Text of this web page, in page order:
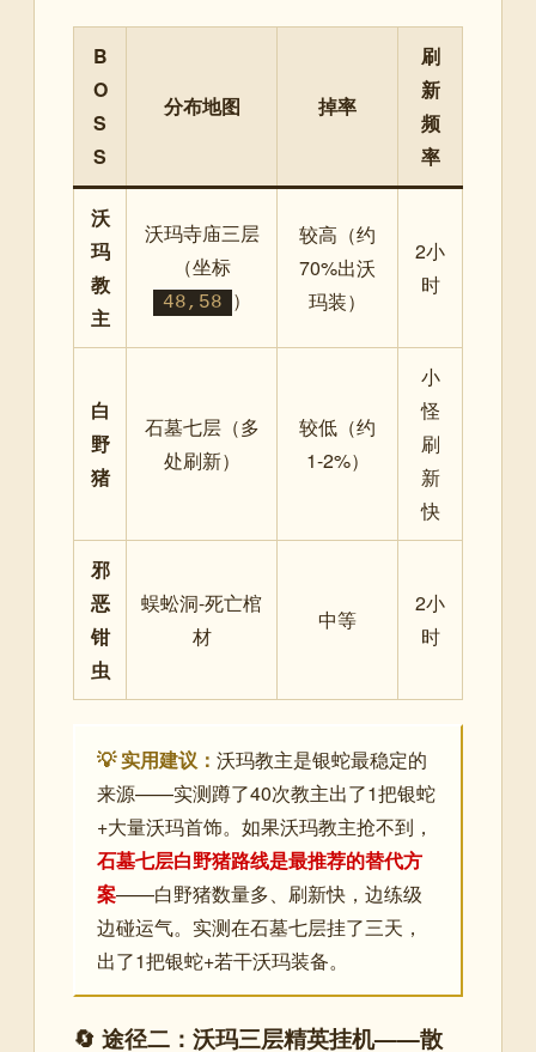
B
O
S
S
分布地图 掉率
刷
新
频
率
沃
玛
教
主
沃玛寺庙三层
（坐标
48,58 ）
较高（约
70%出沃
玛装）
2小
时
白
野
猪
石墓七层（多
处刷新）
较低（约
1-2%）
小
怪
刷
新
快
邪
恶
钳
虫
蜈蚣洞-死亡棺
材
中等
2小
时
💡 实用建议： 沃玛教主是银蛇最稳定的
来源——实测蹲了40次教主出了1把银蛇
+大量沃玛首饰。如果沃玛教主抢不到，
石墓七层白野猪路线是最推荐的替代方
案——白野猪数量多、刷新快，边练级
边碰运气。实测在石墓七层挂了三天，
出了1把银蛇+若干沃玛装备。
🔄 途径二：沃玛三层精英挂机——散